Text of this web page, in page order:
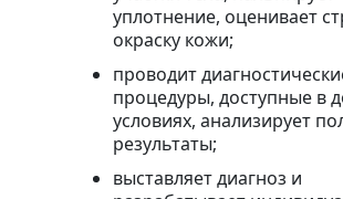
уплотнение, оценивает
окраску кожи;
проводит
процедуры, доступные в
условиях, анализирует
результаты;
выставляет диагноз и